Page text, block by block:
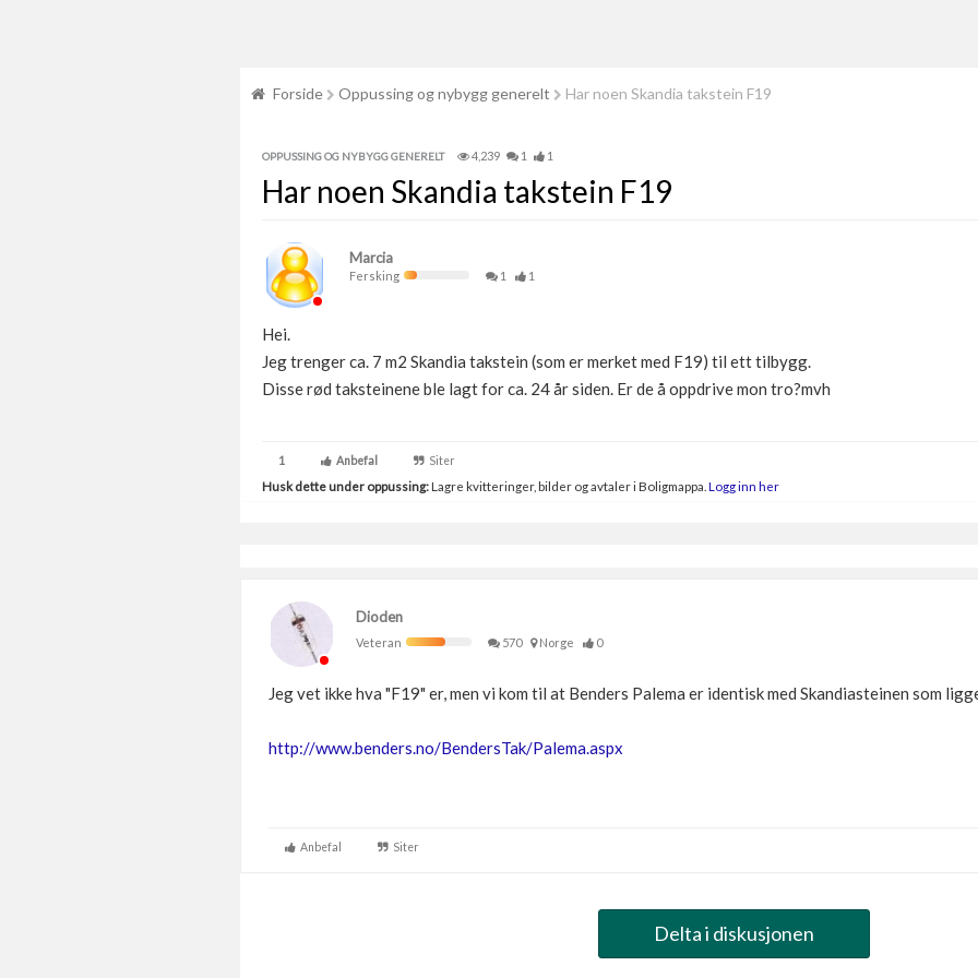
Forside Oppussing og nybygg generelt Har noen Skandia takstein F19
OPPUSSING OG NYBYGG GENERELT 4,239 1 1
Har noen Skandia takstein F19
Marcia
Fersking 1 1
Hei.
Jeg trenger ca. 7 m2 Skandia takstein (som er merket med F19) til ett tilbygg.
Disse rød taksteinene ble lagt for ca. 24 år siden. Er de å oppdrive mon tro?mvh
1 Anbefal Siter
Husk dette under oppussing:Lagre kvitteringer, bilder og avtaler i Boligmappa. Logg inn her
Dioden
Veteran
570 Norge 0
Jeg vet ikke hva "F19" er, men vi kom til at Benders Palema er identisk med Skandiasteinen som
http://www.benders.no/BendersTak/Palema.aspx
Anbefal Siter
Delta i diskusjonen